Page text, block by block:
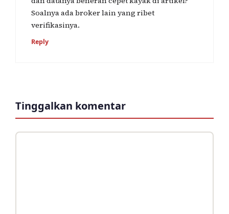
Soalnya ada broker lain yang ribet
verifikasinya.
Reply
Tinggalkan komentar
Komentar
Nama
Surel
Situs